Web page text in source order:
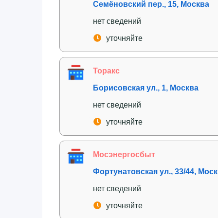
Семёновский пер., 15, Москва
нет сведений
уточняйте
Торакс
Борисовская ул., 1, Москва
нет сведений
уточняйте
Мосэнергосбыт
Фортунатовская ул., 33/44,
нет сведений
уточняйте